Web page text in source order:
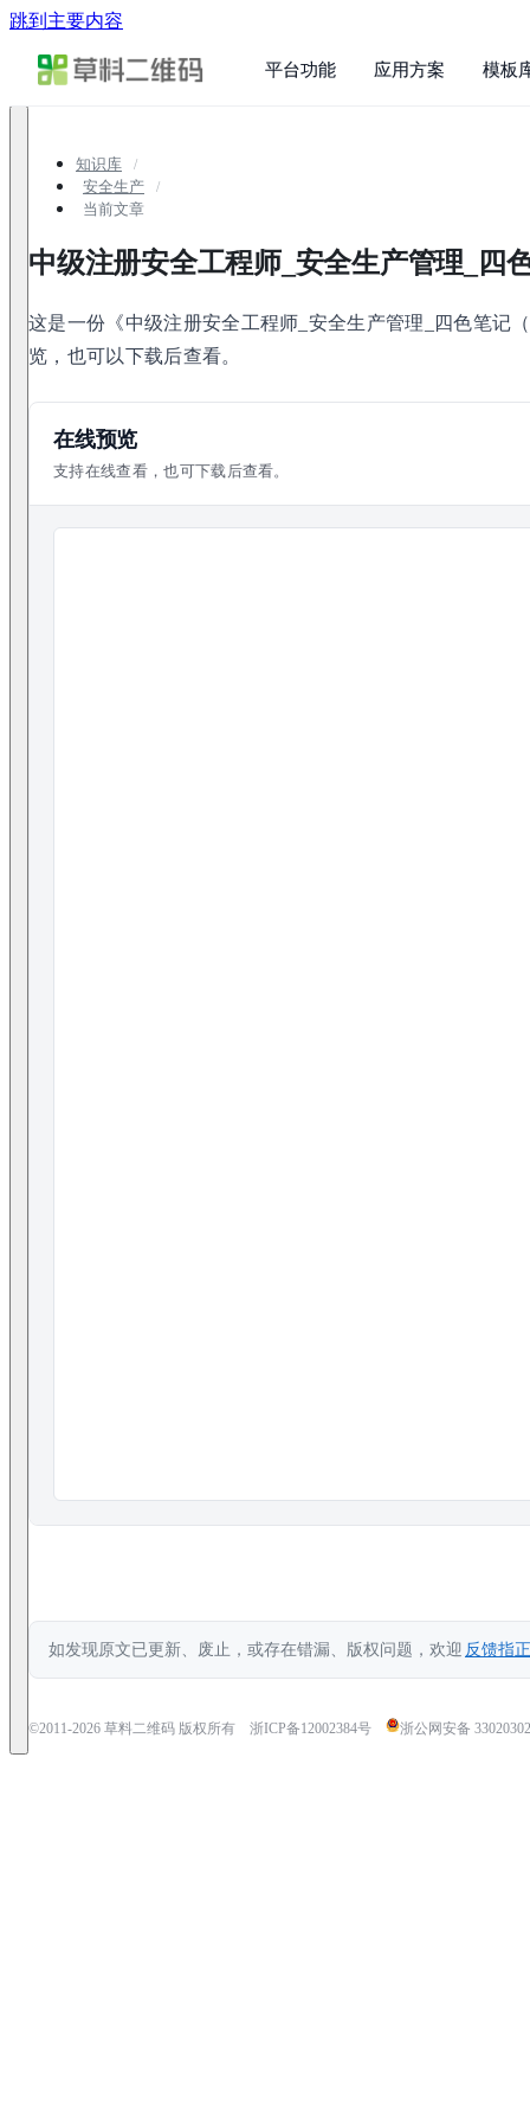
跳到主要内容
平台功能 应用方案 模板
知识库
安全生产
当前文章
中级注册安全工程师_安全生产管理_四
这是一份《中级注册安全工程师_安全生产管理_四色笔记
览，也可以下载后查看。
在线预览
支持在线查看，也可下载后查看。
如发现原文已更新、废止，或存在错漏、版权问题，欢迎 反馈指正
©2011-2026 草料二维码 版权所有 浙ICP备12002384号 浙公网安备